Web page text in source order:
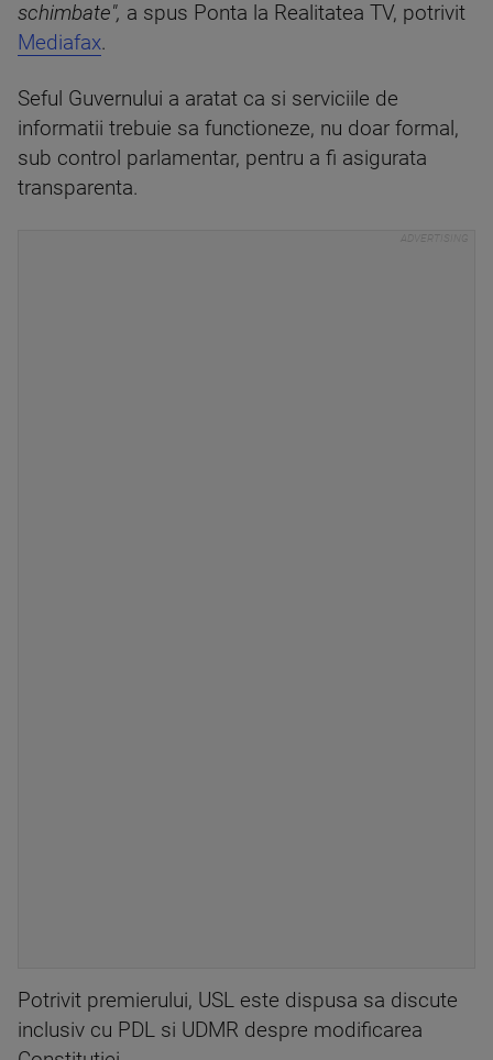
schimbate", a spus Ponta la Realitatea TV, potrivit
Mediafax.
Seful Guvernului a aratat ca si serviciile de
informatii trebuie sa functioneze, nu doar formal,
sub control parlamentar, pentru a fi asigurata
transparenta.
Potrivit premierului, USL este dispusa sa discute
inclusiv cu PDL si UDMR despre modificarea